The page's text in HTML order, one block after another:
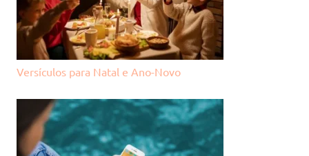
Versículos para Natal e Ano-Novo